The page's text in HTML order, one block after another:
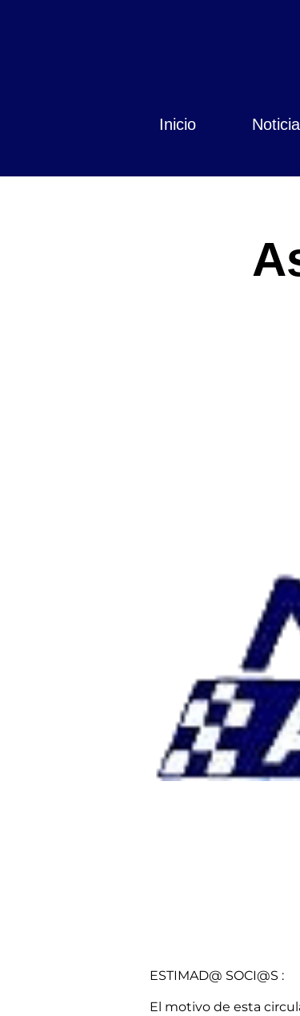
Inicio
ESTIMAD@ SOCI@S :
El motivo de esta